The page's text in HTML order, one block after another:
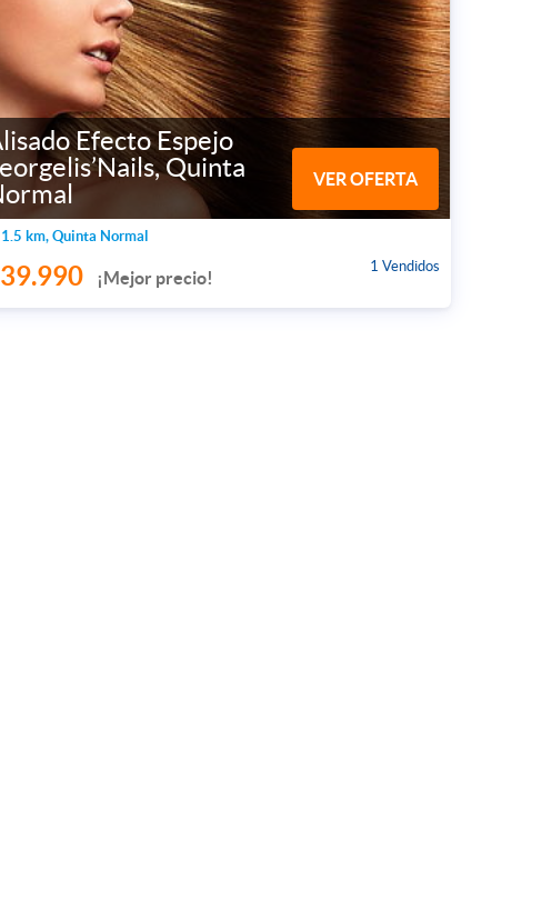
Efecto Espejo
Quinta
VER OFERTA
1.5 km, Quinta Normal
1 Vendidos
¡Mejor precio!